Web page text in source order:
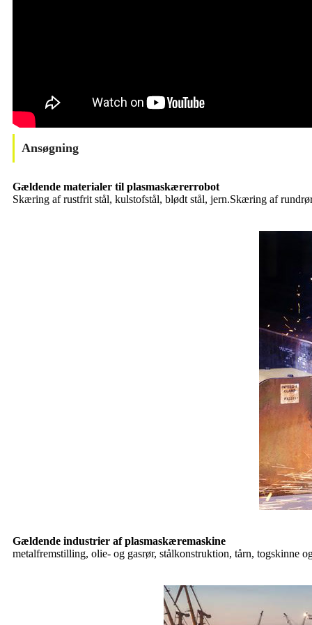
Ansøgning
Gældende materialer til plasmaskærerrobot
Skæring af rustfrit stål, kulstofstål, blødt stål, jern.Skæring af
Gældende industrier af plasmaskæremaskine
metalfremstilling, olie- og gasrør, stålkonstruktion, tårn, togskinne